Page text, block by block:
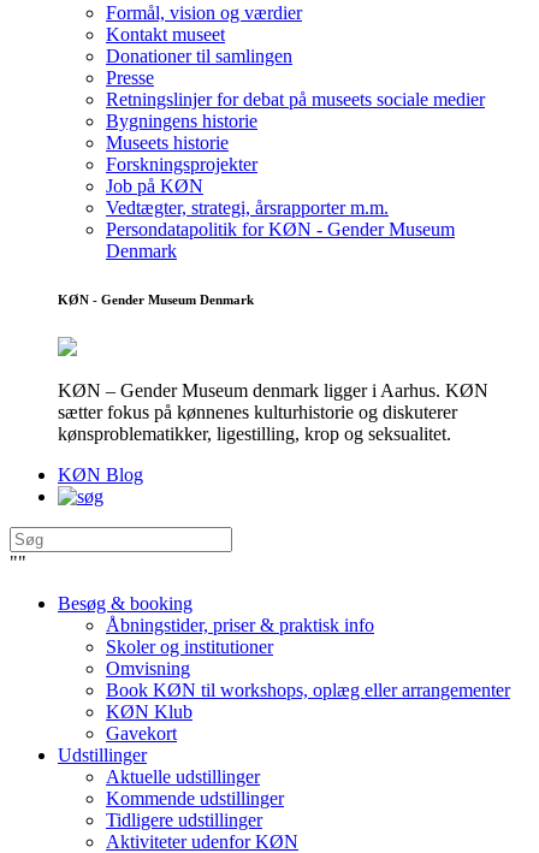
Formål, vision og værdier
Kontakt museet
Donationer til samlingen
Presse
Retningslinjer for debat på museets sociale medier
Bygningens historie
Museets historie
Forskningsprojekter
Job på KØN
Vedtægter, strategi, årsrapporter m.m.
Persondatapolitik for KØN - Gender Museum
Denmark
KØN - Gender Museum Denmark
KØN – Gender Museum denmark ligger i Aarhus. KØN
sætter fokus på kønnenes kulturhistorie og diskuterer
kønsproblematikker, ligestilling, krop og seksualitet.
KØN Blog
""
Besøg & booking
Åbningstider, priser & praktisk info
Skoler og institutioner
Omvisning
Book KØN til workshops, oplæg eller arrangementer
KØN Klub
Gavekort
Udstillinger
Aktuelle udstillinger
Kommende udstillinger
Tidligere udstillinger
Aktiviteter udenfor KØN